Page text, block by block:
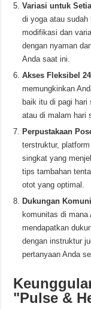
Variasi untuk
di yoga atau sudah
modifikasi dan
dengan nyaman
Anda saat ini.
Akses Fleksibel
memungkinkan
baik itu di pagi hari
atau di malam hari
Perpustakaan
terstruktur,
singkat yang
tips tambahan
otot yang optimal.
Dukungan
komunitas di mana
mendapatkan
dengan instruktur
pertanyaan Anda
"Pulse &